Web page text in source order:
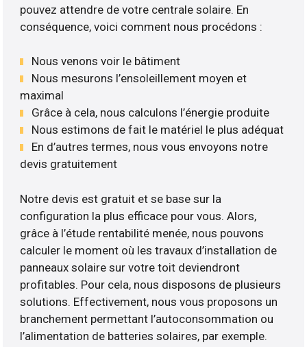
pouvez attendre de votre centrale solaire. En
conséquence, voici comment nous procédons :
Nous venons voir le bâtiment
Nous mesurons l’ensoleillement moyen et
maximal
Grâce à cela, nous calculons l’énergie produite
Nous estimons de fait le matériel le plus adéquat
En d’autres termes, nous vous envoyons notre
devis gratuitement
Notre devis est gratuit et se base sur la
configuration la plus efficace pour vous. Alors,
grâce à l’étude rentabilité menée, nous pouvons
calculer le moment où les travaux d’installation de
panneaux solaire sur votre toit deviendront
profitables. Pour cela, nous disposons de plusieurs
solutions. Effectivement, nous vous proposons un
branchement permettant l’autoconsommation ou
l’alimentation de batteries solaires, par exemple.